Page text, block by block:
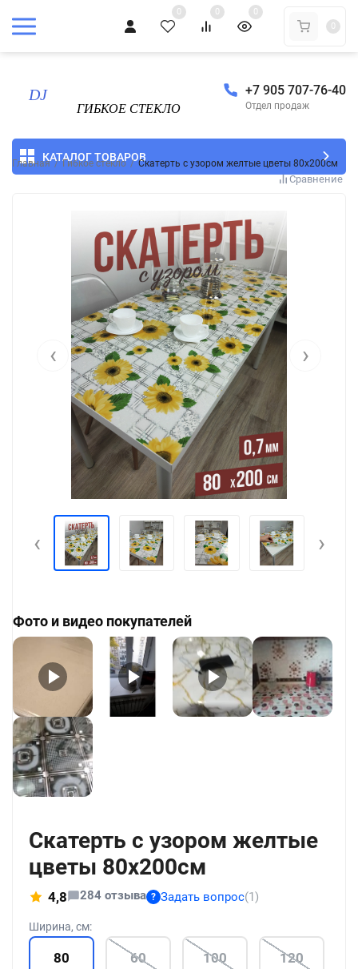
0 0
0
0
+7 905 707-76-40
Отдел продаж
КАТАЛОГ ТОВАРОВ
Главная / Гибкое стекло / Скатерть с узором желтые цветы 80x200см
Сравнение
‹ ›
‹ ›
Фото и видео покупателей
Скатерть с узором желтые
цветы 80x200см
4,8 284 отзыва ? Задать вопрос(1)
Ширина, см:
80 60 100 120